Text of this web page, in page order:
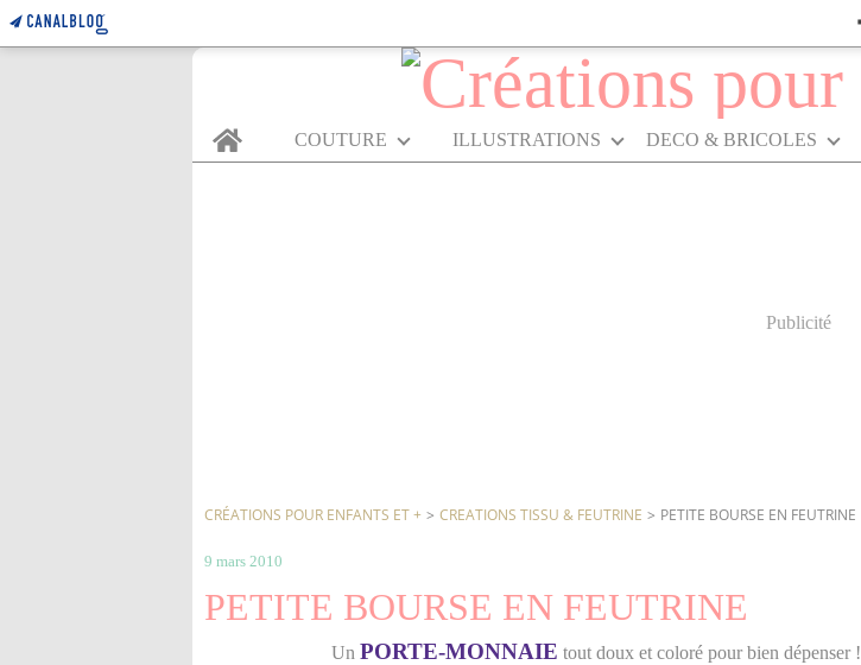
Home
COUTURE ILLUSTRATIONS DECO & BRICOLES
Publicité
CRÉATIONS POUR ENFANTS ET + > CREATIONS TISSU & FEUTRINE > PETITE BOURSE EN FEUTRINE
9 mars 2010
PETITE BOURSE EN FEUTRINE
Un PORTE-MONNAIE tout doux et coloré pour bien dépenser !